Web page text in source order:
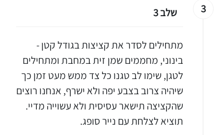
אותי באינסטגרם
הכנתם מתכון שלי? חפשו "Shahar_Hen_Hayokra" באינסטגרם עקבו אחריי עוד היום ותעלו את המתכון שהכנתם לסטורי ואני
3 שלב 3
מתחילים לסדר את קציצות בגודל קטן -
בינוני, מחממים שמן זית במחבת ומתחילים
לטגן, שימו לב טגנו כל צד ממש מעט זמן כך
שיהיה צרוב בצבע יפה ולא ישרף, אנחנו רוצים
שהקציצה תישאר עסיסית ולא עשוייה מדיי.
תוציא לצלחת עם נייר סופג.